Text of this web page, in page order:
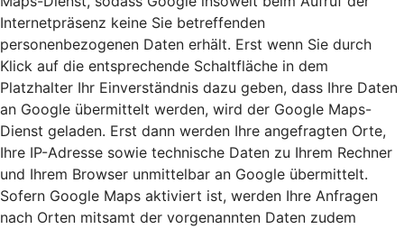
Internetpräsenz keine Sie betreffenden
personenbezogenen Daten erhält. Erst wenn Sie durch
Klick auf die entsprechende Schaltfläche in dem
Platzhalter Ihr Einverständnis dazu geben, dass Ihre Daten
an Google übermittelt werden, wird der Google Maps-
Dienst geladen. Erst dann werden Ihre angefragten Orte,
Ihre IP-Adresse sowie technische Daten zu Ihrem Rechner
und Ihrem Browser unmittelbar an Google übermittelt.
Sofern Google Maps aktiviert ist, werden Ihre Anfragen
nach Orten mitsamt der vorgenannten Daten zudem